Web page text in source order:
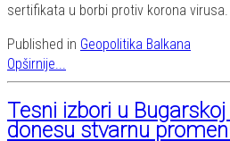
sertifikata u borbi protiv korona virusa.
Published in Geopolitika Balkana
Opširnije...
Tesni izbori u
donesu stvarnu